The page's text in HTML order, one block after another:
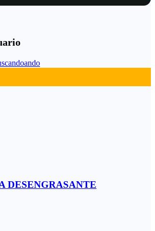
DESENGRASANTE